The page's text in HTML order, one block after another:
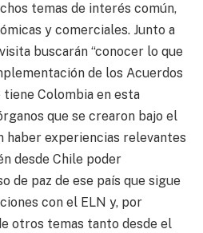
temas de interés común,
y comerciales. Junto a
buscarán “conocer lo que
de los Acuerdos
tiene Colombia en esta
que se crearon bajo el
haber experiencias relevantes
desde Chile poder
de paz de ese país que sigue
con el ELN y, por
otros temas tanto desde el